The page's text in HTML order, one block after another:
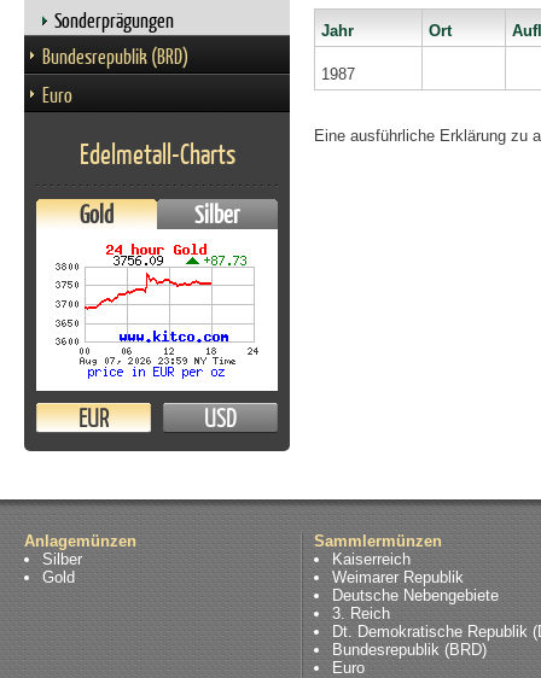
Sonderprägungen
Bundesrepublik (BRD)
Euro
Edelmetall-Charts
Gold Silber
EUR USD
Jahr Ort
1987
Eine ausführliche Erklärung zu
Anlagemünzen
Silber
Gold
Sammlermünzen
Kaiserreich
Weimarer Republik
Deutsche Nebengebiete
3. Reich
Dt. Demokratische Republik
Bundesrepublik (BRD)
Euro